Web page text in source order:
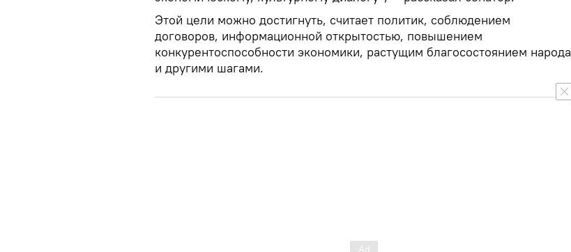
Этой цели можно достигнуть, считает политик, соблюдением
договоров, информационной открытостью, повышением
конкурентоспособности экономики, растущим благосостоянием народа
и другими шагами.